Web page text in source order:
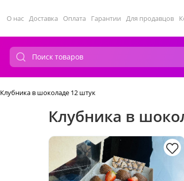
О нас Доставка Оплата Гарантии Для продавцов
Клубника в шоколаде 12 штук
Клубника в